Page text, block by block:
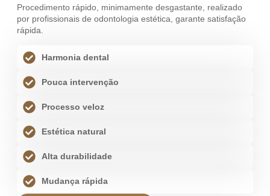
Procedimento rápido, minimamente desgastante, realizado
por profissionais de odontologia estética, garante satisfação
rápida.
Harmonia dental
Pouca intervenção
Processo veloz
Estética natural
Alta durabilidade
Mudança rápida